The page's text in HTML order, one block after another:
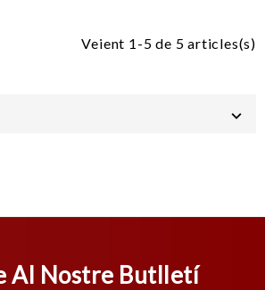
Veient 1-5 de 5 articles(s)

Al Nostre Butlletí